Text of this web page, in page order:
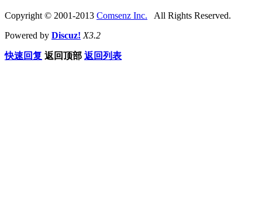
Copyright © 2001-2013 Comsenz Inc. All Rights Reserved.
Powered by Discuz! X3.2
快速回复 返回顶部 返回列表